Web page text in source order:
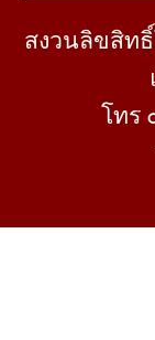
สงวนลิขสิท
โทร